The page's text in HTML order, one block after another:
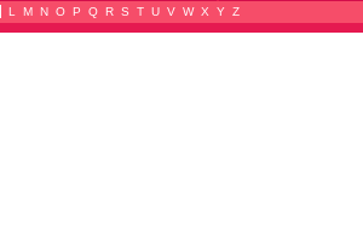
L M N O P Q R S T U V W X Y Z